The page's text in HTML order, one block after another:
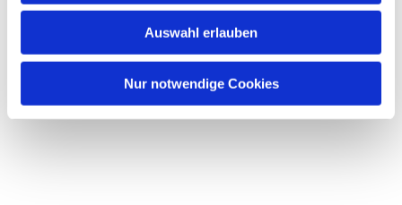
Auswahl erlauben
Nur notwendige Cookies